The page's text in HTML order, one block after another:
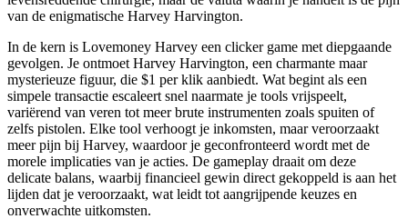
van de enigmatische Harvey Harvington.
In de kern is Lovemoney Harvey een clicker game met diepgaande
gevolgen. Je ontmoet Harvey Harvington, een charmante maar
mysterieuze figuur, die $1 per klik aanbiedt. Wat begint als een
simpele transactie escaleert snel naarmate je tools vrijspeelt,
variërend van veren tot meer brute instrumenten zoals spuiten of
zelfs pistolen. Elke tool verhoogt je inkomsten, maar veroorzaakt
meer pijn bij Harvey, waardoor je geconfronteerd wordt met de
morele implicaties van je acties. De gameplay draait om deze
delicate balans, waarbij financieel gewin direct gekoppeld is aan het
lijden dat je veroorzaakt, wat leidt tot aangrijpende keuzes en
onverwachte uitkomsten.